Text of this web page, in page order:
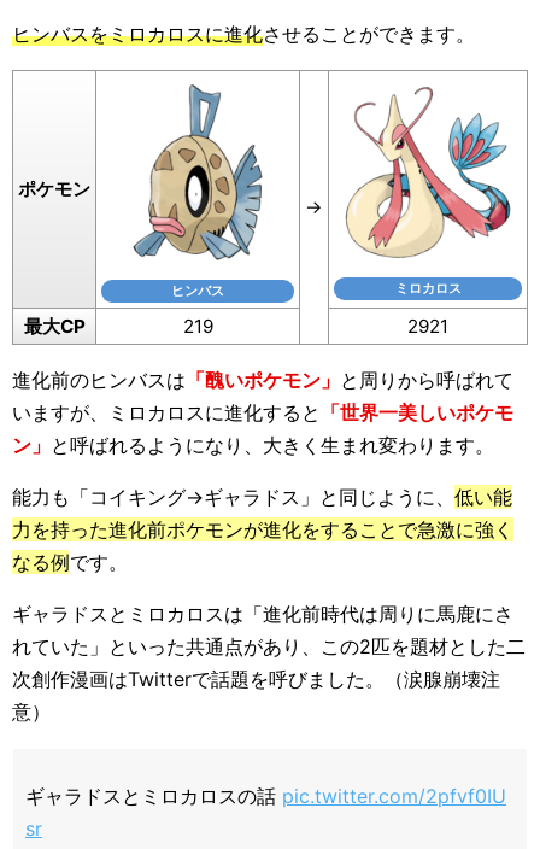
ヒンバスをミロカロスに進化させることができます。
ポケモン
ヒンバス
→
ミロカロス
最大CP 219 2921
進化前のヒンバスは 「醜いポケモン」 と周りから呼ばれて
いますが、ミロカロスに進化すると 「世界一美しいポケモ
ン」 と呼ばれるようになり、大きく生まれ変わります。
能力も「コイキング→ギャラドス」と同じように、 低い能
力を持った進化前ポケモンが進化をすることで急激に強く
なる例です。
ギャラドスとミロカロスは「進化前時代は周りに馬鹿にさ
れていた」といった共通点があり、この2匹を題材とした二
次創作漫画はTwitterで話題を呼びました。（涙腺崩壊注
意）
ギャラドスとミロカロスの話 pic.twitter.com/2pfvf0IU
sr